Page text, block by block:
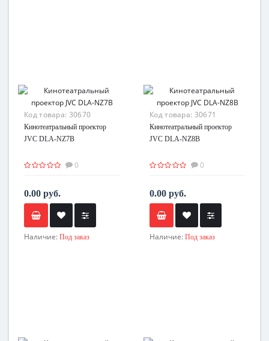
Код товара: 30670
Кинотеатральный проектор
JVC DLA-NZ7B
0
0.00 руб.
Наличие: Под заказ
Код товара: 30671
Кинотеатральный проектор
JVC DLA-NZ8B
0
0.00 руб.
Наличие: Под заказ